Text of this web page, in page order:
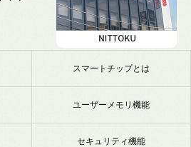
スマートチップとは
ユーザーメモリ機能
セキュリティ機能